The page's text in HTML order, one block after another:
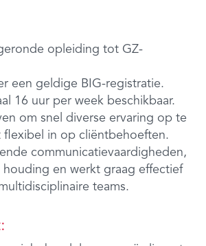
opleiding tot GZ-
een geldige BIG-registratie.
16 uur per week beschikbaar.
om snel diverse ervaring op te
flexibel in op cliëntbehoeften.
communicatievaardigheden,
houding en werkt graag effectief
teams.